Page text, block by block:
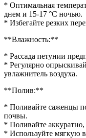
* Оптимальная
днем и 15-17 °C ночью.
* Избегайте резких
**Влажность:**
* Рассада петунии
* Регулярно
увлажнитель воздуха.
**Полив:**
* Поливайте саженцы
почвы.
* Поливайте
* Используйте мягкую